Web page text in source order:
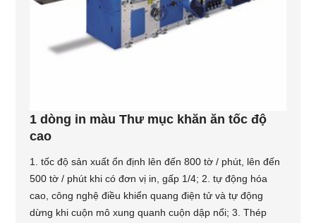
1 dòng in màu Thư mục khăn ăn tốc độ
cao
1. tốc độ sản xuất ổn định lên đến 800 tờ / phút, lên đến
500 tờ / phút khi có đơn vị in, gấp 1/4; 2. tự động hóa
cao, công nghệ điều khiển quang điện tử và tự động
dừng khi cuộn mô xung quanh cuộn dập nổi; 3. Thép